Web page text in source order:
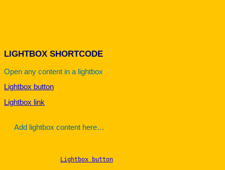
LIGHTBOX SHORTCODE
Open any content in a lightbox
Lightbox button
Lightbox link
Add lightbox content here…
Lightbox button